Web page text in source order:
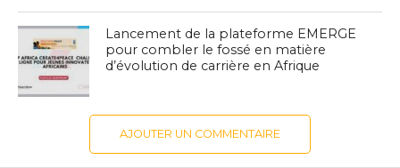
Lancement de la plateforme EMERGE
pour combler le fossé en matière
d’évolution de carrière en Afrique
AJOUTER UN COMMENTAIRE